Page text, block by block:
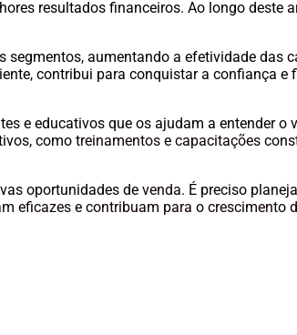
resultados financeiros. Ao longo deste
segmentos, aumentando a efetividade das
contribui para conquistar a confiança e
e educativos que os ajudam a entender o
como treinamentos e capacitações
oportunidades de venda. É preciso
eficazes e contribuam para o crescimento